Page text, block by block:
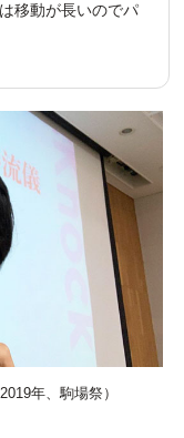
移動が長いのでパ
年、駒場祭）